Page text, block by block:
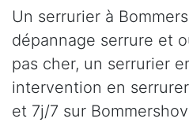
Un serrurier à
dépannage serrure et
pas cher, un serrurier
intervention en
et 7j/7 sur